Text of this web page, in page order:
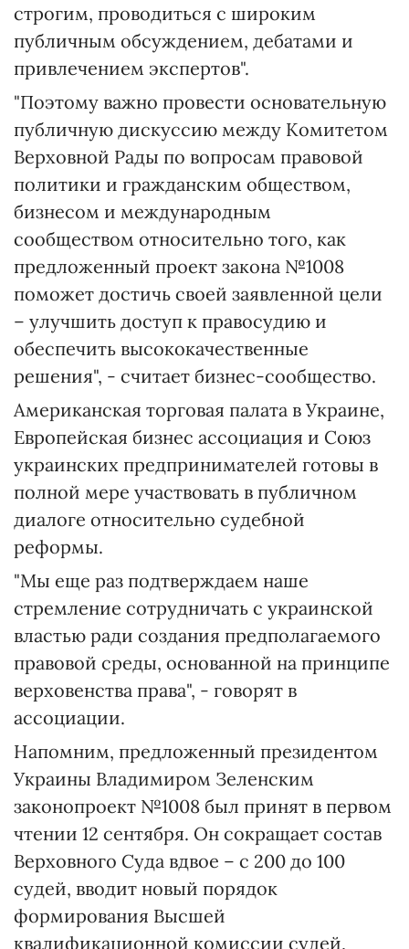
строгим, проводиться с широким
публичным обсуждением, дебатами и
привлечением экспертов".
"Поэтому важно провести основательную
публичную дискуссию между Комитетом
Верховной Рады по вопросам правовой
политики и гражданским обществом,
бизнесом и международным
сообществом относительно того, как
предложенный проект закона №1008
поможет достичь своей заявленной цели
– улучшить доступ к правосудию и
обеспечить высококачественные
решения", - считает бизнес-сообщество.
Американская торговая палата в Украине,
Европейская бизнес ассоциация и Союз
украинских предпринимателей готовы в
полной мере участвовать в публичном
диалоге относительно судебной
реформы.
"Мы еще раз подтверждаем наше
стремление сотрудничать с украинской
властью ради создания предполагаемого
правовой среды, основанной на принципе
верховенства права", - говорят в
ассоциации.
Напомним, предложенный президентом
Украины Владимиром Зеленским
законопроект №1008 был принят в первом
чтении 12 сентября. Он сокращает состав
Верховного Суда вдвое – с 200 до 100
судей, вводит новый порядок
формирования Высшей
квалификационной комиссии судей,